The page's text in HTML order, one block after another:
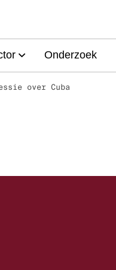
Onderzoek
over Cuba